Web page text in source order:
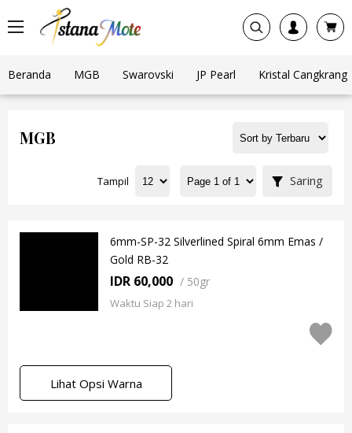
Beranda MGB Swarovski JP Pearl Kristal Cangkrang
MGB
Tampil Saring
6mm-SP-32 Silverlined Spiral 6mm Emas /
Gold RB-32
IDR 60,000 / 50gr
Waktu Siap 2 hari
Lihat Opsi Warna